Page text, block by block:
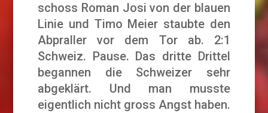
schoss Roman Josi von der blauen
Linie und Timo Meier staubte den
Abpraller vor dem Tor ab. 2:1
Schweiz. Pause. Das dritte Drittel
begannen die Schweizer sehr
abgeklärt. Und man musste
eigentlich nicht gross Angst haben.